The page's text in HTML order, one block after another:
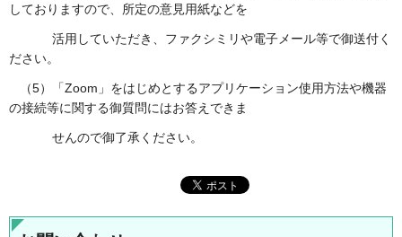
しておりますので、所定の意見用紙などを
活用していただき、ファクシミリや電子メール等で御送付く
ださい。
（5）「Zoom」をはじめとするアプリケーション使用方法や機器
の接続等に関する御質問にはお答えできま
せんので御了承ください。